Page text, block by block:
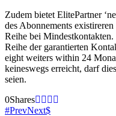
Zudem bietet ElitePartner
des Abonnements
Reihe bei
Reihe der garantierten
eight weiters within 24
keineswegs erreicht, darf
seien.
0Shares
PrevNext